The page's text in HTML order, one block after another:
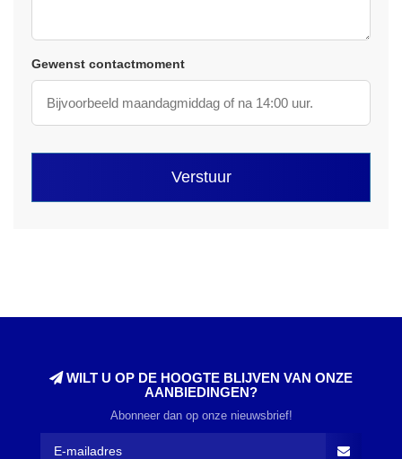
Gewenst contactmoment
Verstuur
WILT U OP DE HOOGTE BLIJVEN VAN ONZE
AANBIEDINGEN?
Abonneer dan op onze nieuwsbrief!